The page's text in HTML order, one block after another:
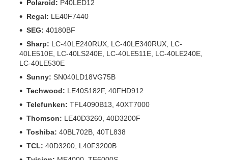
Polaroid: P40LED12
Regal: LE40F7440
SEG: 40180BF
Sharp: LC-40LE240RUX, LC-40LE340RUX, LC-
40LE510E, LC-40LS240E, LC-40LE511E, LC-40LE240E,
LC-40LE530E
Sunny: SN040LD18VG75B
Techwood: LE40S182F, 40FHD912
Telefunken: TFL4090B13, 40XT7000
Thomson: LE40D3260, 40D3200F
Toshiba: 40BL702B, 40TL838
TCL: 40D3200, L40F3200B